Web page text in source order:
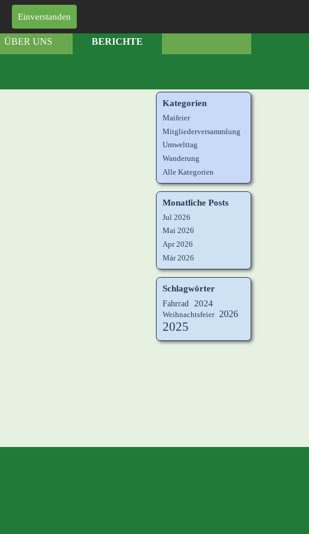
Einverstanden
ÜBER UNS BERICHTE
Kategorien
Maifeier
Mitgliederversammlung
Umwelttag
Wanderung
Alle Kategorien
Monatliche Posts
Jul 2026
Mai 2026
Apr 2026
Mär 2026
Schlagwörter
Fahrrad
2024
Weihnachtsfeier 2026
2025